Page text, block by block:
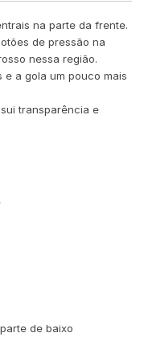
na parte da frente.
de pressão na
nessa região.
e a gola um pouco mais
transparência e
de baixo